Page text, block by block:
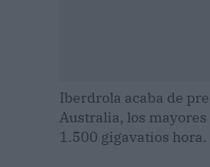
Iberdrola acaba de
Australia, los mayores
1.500 gigavatios hora.